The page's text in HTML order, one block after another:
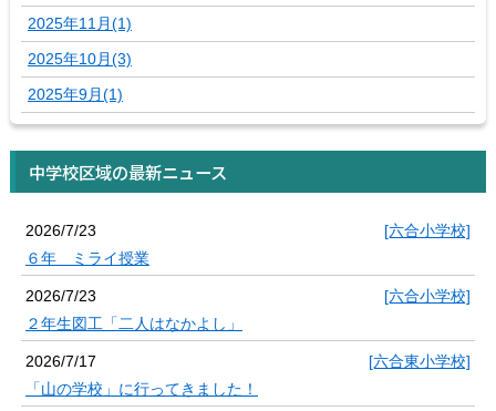
2025年11月(1)
2025年10月(3)
2025年9月(1)
中学校区域の最新ニュース
2026/7/23
[六合小学校]
６年 ミライ授業
2026/7/23
[六合小学校]
２年生図工「二人はなかよし」
2026/7/17
[六合東小学校]
「山の学校」に行ってきました！